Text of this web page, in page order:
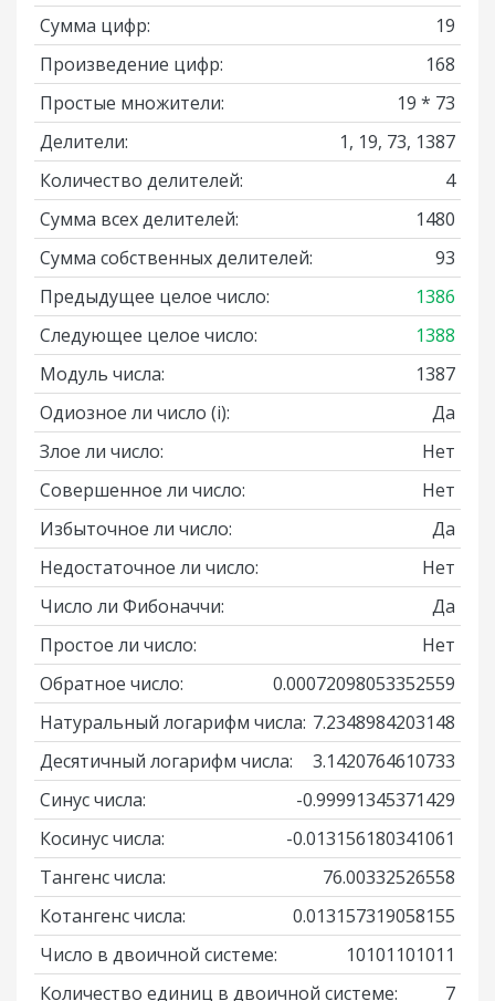
Сумма цифр:
19
Произведение цифр:
168
Простые множители:
19 * 73
Делители:
1, 19, 73, 1387
Количество делителей:
4
Сумма всех делителей:
1480
Сумма собственных делителей:
93
Предыдущее целое число:
1386
Следующее целое число:
1388
Модуль числа:
1387
Одиозное ли число (i):
Да
Злое ли число:
Нет
Совершенное ли число:
Нет
Избыточное ли число:
Да
Недостаточное ли число:
Нет
Число ли Фибоначчи:
Да
Простое ли число:
Нет
Обратное число:
0.00072098053352559
Натуральный логарифм числа: 7.2348984203148
Десятичный логарифм числа:
3.1420764610733
Синус числа:
-0.99991345371429
Косинус числа:
-0.013156180341061
Тангенс числа:
76.00332526558
Котангенс числа:
0.013157319058155
Число в двоичной системе:
10101101011
Количество единиц в двоичной системе:
7